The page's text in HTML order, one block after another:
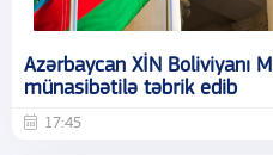
Azərbaycan XİN Boliviyanı
münasibətilə təbrik edib
17:45